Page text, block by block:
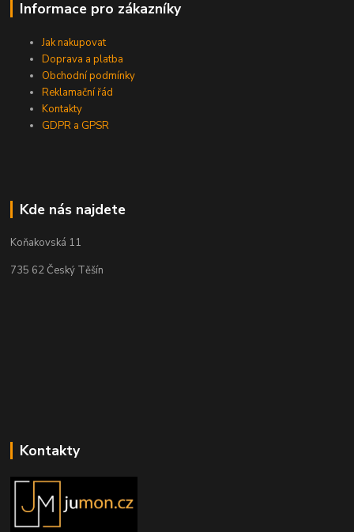
Informace pro zákazníky
Jak nakupovat
Doprava a platba
Obchodní podmínky
Reklamační řád
Kontakty
GDPR a GPSR
Kde nás najdete
Koňakovská 11
735 62 Český Těšín
Kontakty